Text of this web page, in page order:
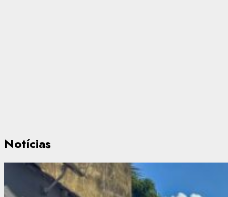
Notícias